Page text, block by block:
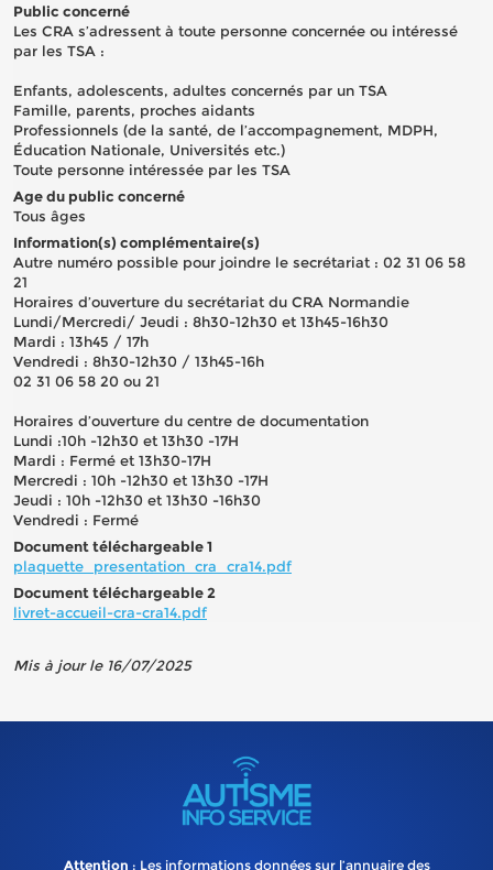
Public concerné
Les CRA s’adressent à toute personne concernée ou intéressé
par les TSA :
Enfants, adolescents, adultes concernés par un TSA
Famille, parents, proches aidants
Professionnels (de la santé, de l’accompagnement, MDPH,
Éducation Nationale, Universités etc.)
Toute personne intéressée par les TSA
Age du public concerné
Tous âges
Information(s) complémentaire(s)
Autre numéro possible pour joindre le secrétariat : 02 31 06 58
21
Horaires d’ouverture du secrétariat du CRA Normandie
Lundi/Mercredi/ Jeudi : 8h30-12h30 et 13h45-16h30
Mardi : 13h45 / 17h
Vendredi : 8h30-12h30 / 13h45-16h
02 31 06 58 20 ou 21
Horaires d’ouverture du centre de documentation
Lundi :10h -12h30 et 13h30 -17H
Mardi : Fermé et 13h30-17H
Mercredi : 10h -12h30 et 13h30 -17H
Jeudi : 10h -12h30 et 13h30 -16h30
Vendredi : Fermé
Document téléchargeable 1
plaquette_presentation_cra_cra14.pdf
Document téléchargeable 2
livret-accueil-cra-cra14.pdf
Mis à jour le 16/07/2025
Attention : Les informations données sur l’annuaire des